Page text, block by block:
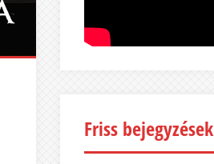
Friss bejegyzések